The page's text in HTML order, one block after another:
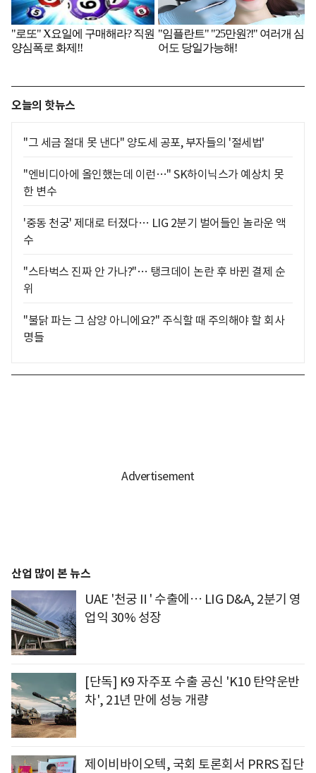
오늘의 핫뉴스
"그 세금 절대 못 낸다" 양도세 공포, 부자들의 '절세법'
"엔비디아에 올인했는데 이런…" SK하이닉스가 예상치 못
한 변수
'중동 천궁' 제대로 터졌다… LIG 2분기 벌어들인 놀라운 액
수
"스타벅스 진짜 안 가나?"… 탱크데이 논란 후 바뀐 결제 순
위
"불닭 파는 그 삼양 아니에요?" 주식할 때 주의해야 할 회사
명들
산업 많이 본 뉴스
UAE '천궁Ⅱ' 수출에… LIG D&A, 2분기 영
업익 30% 성장
[단독] K9 자주포 수출 공신 'K10 탄약운반
차', 21년 만에 성능 개량
제이비바이오텍, 국회 토론회서 PRRS 집단